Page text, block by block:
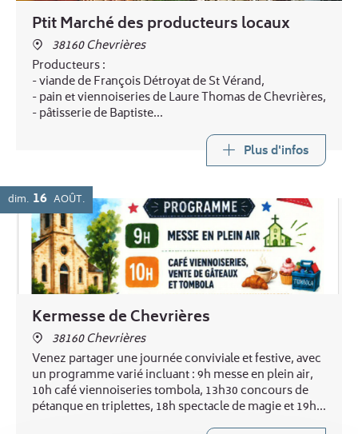
Ptit Marché des producteurs locaux
38160 Chevrières
Producteurs :
- viande de François Détroyat de St Vérand,
- pain et viennoiseries de Laure Thomas de Chevrières,
- pâtisserie de Baptiste
- légumes de Laurent Boucheny de Murinais
Buvette
Plus d'infos
dim. 16 AOÛT
Kermesse de Chevrières
38160 Chevrières
Venez partager une journée conviviale et festive, avec
un programme varié incluant : 9h messe en plein air,
10h café viennoiseries tombola, 13h30 concours de
pétanque en triplettes, 18h spectacle de magie et 19h
repas ravioles. Buvette toute la journée